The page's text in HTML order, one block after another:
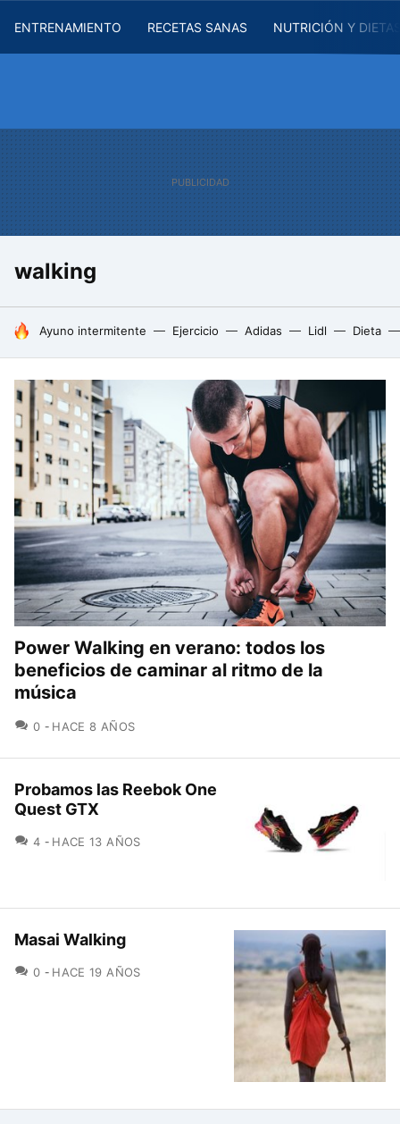
ENTRENAMIENTO RECETAS SANAS NUTRICIÓN Y
walking
HOY SE HABLA DE
Ayuno intermitente Ejercicio Adidas Lidl Dieta
Power Walking en verano: todos los
beneficios de caminar al ritmo de la
música
0 COMENTARIOS
HACE 8 AÑOS
Probamos las Reebok One
Quest GTX
4 COMENTARIOS
HACE 13 AÑOS
Masai Walking
0 COMENTARIOS
HACE 19 AÑOS